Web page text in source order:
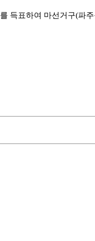
득표하여 마선거구(파